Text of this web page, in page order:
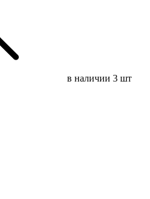
в наличии 3 шт